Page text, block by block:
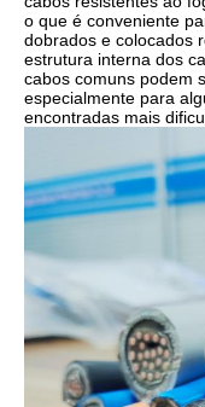
o que é conveniente
dobrados e colocados
estrutura interna dos
cabos comuns podem
especialmente para
encontradas mais